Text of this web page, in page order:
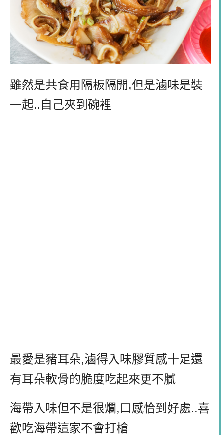
雖然是共食用隔板隔開,但是滷味是裝
一起..自己夾到碗裡
最愛是豬耳朵,滷得入味膠質感十足還
有耳朵軟骨的脆度吃起來更不膩
海帶入味但不是很爛,口感恰到好處..喜
歡吃海帶這家不會打槍